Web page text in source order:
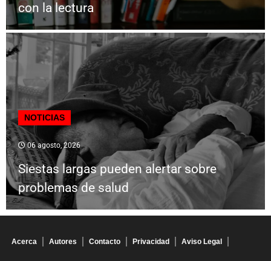
con la lectura
NOTICIAS
06 agosto, 2026
Siestas largas pueden alertar sobre
problemas de salud
Acerca Autores Contacto Privacidad Aviso Legal